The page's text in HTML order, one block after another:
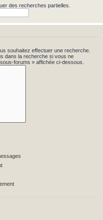
des recherches partielles.
souhaitez effectuer une recherche.
dans la recherche si vous ne
forums » affichée ci-dessous.